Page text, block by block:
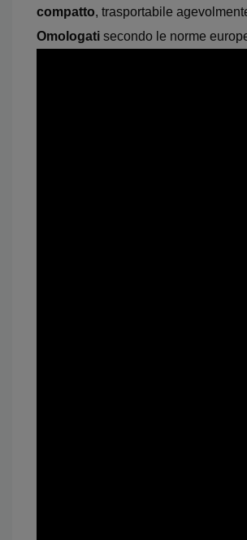
compatto, trasportabile
Omologati secondo le norme